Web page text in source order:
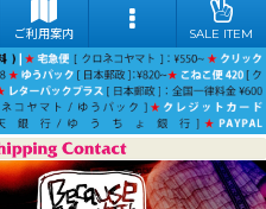
ご利用案内 SALE ITEM